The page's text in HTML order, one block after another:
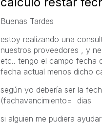
Buenas Tardes
estoy realizando una
nuestros proveedores , y
etc.. tengo el campo fecha
fecha actual menos dicho
según yo debería ser la
(fechavencimiento= dias
si alguien me pudiera